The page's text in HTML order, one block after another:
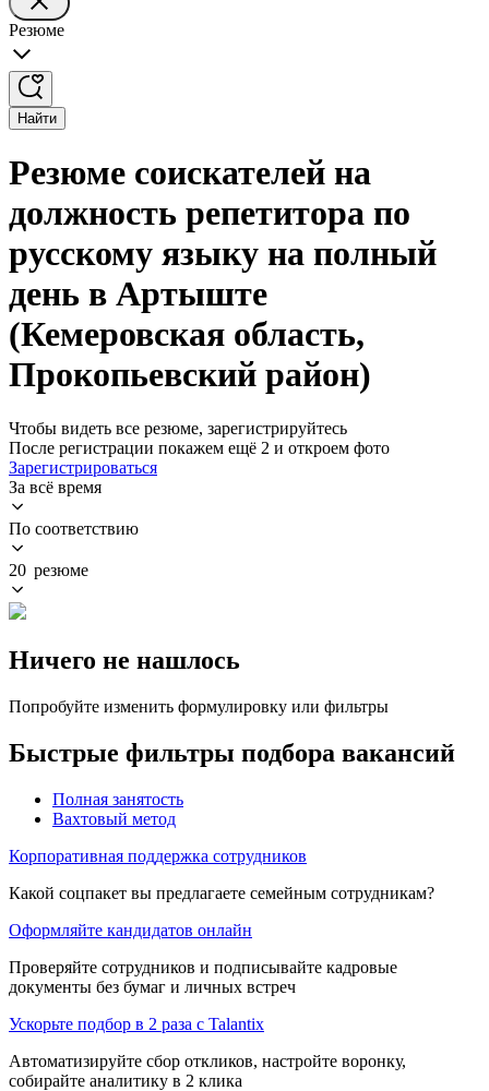
Резюме
Найти
Резюме соискателей на
должность репетитора по
русскому языку на полный
день в Артыште
(Кемеровская область,
Прокопьевский район)
Чтобы видеть все резюме, зарегистрируйтесь
После регистрации покажем ещё 2 и откроем фото
Зарегистрироваться
За всё время
По соответствию
20 резюме
Ничего не нашлось
Попробуйте изменить формулировку или фильтры
Быстрые фильтры подбора вакансий
Полная занятость
Вахтовый метод
Корпоративная поддержка сотрудников
Какой соцпакет вы предлагаете семейным сотрудникам?
Оформляйте кандидатов онлайн
Проверяйте сотрудников и подписывайте кадровые
документы без бумаг и личных встреч
Ускорьте подбор в 2 раза с Talantix
Автоматизируйте сбор откликов, настройте воронку,
собирайте аналитику в 2 клика